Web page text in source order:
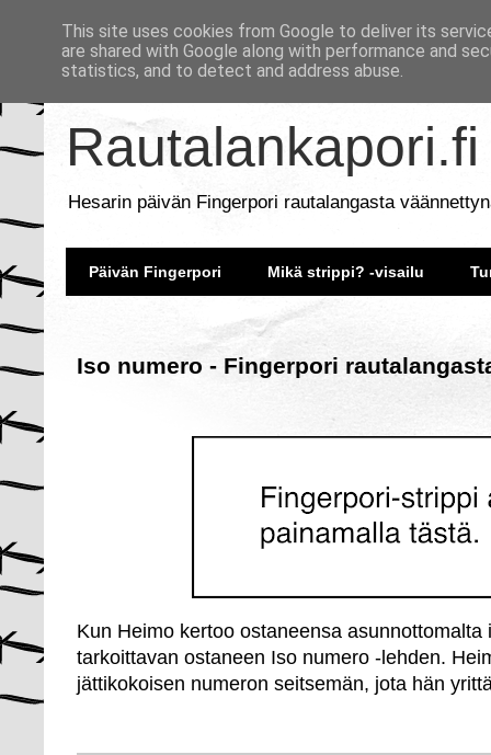
Rautalankapori.fi
Hesarin päivän Fingerpori rautalangasta
Päivän Fingerpori Mikä strippi? -visailu
Iso numero - Fingerpori
Kun Heimo kertoo ostaneensa
tarkoittavan ostaneen Iso numero -lehden.
jättikokoisen numeron seitsemän, jota hän
This site uses cookies from Google to deliver its
are shared with Google along with performance and
statistics, and to detect and address abuse.